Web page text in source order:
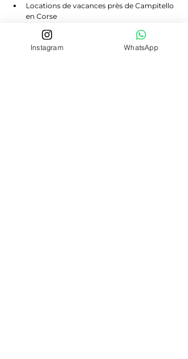
Locations de vacances près de Campitello
en Corse
Corse
Locations de vacances près de Volpajola
Instagram WhatsApp